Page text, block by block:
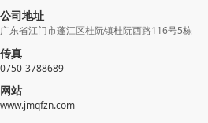
公司地址
广东省江门市蓬江区杜阮镇杜阮西路116号5栋
传真
0750-3788689
网站
www.jmqfzn.com